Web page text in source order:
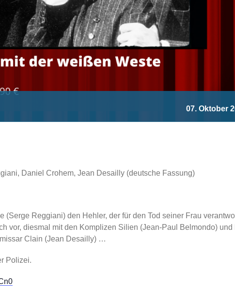
07. Oktober
Daniel Crohem, Jean Desailly (deutsche Fassung)
Reggiani) den Hehler, der für den Tod seiner Frau
vor, diesmal mit den Komplizen Silien (Jean-Paul Belmondo) und
Clain (Jean Desailly) …
Polizei.